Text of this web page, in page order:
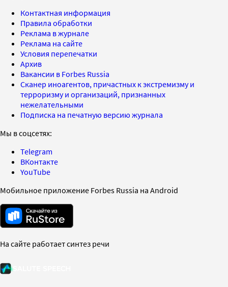
Контактная информация
Правила обработки
Реклама в журнале
Реклама на сайте
Условия перепечатки
Архив
Вакансии в Forbes Russia
Сканер иноагентов, причастных к экстремизму и
терроризму и организаций, признанных
нежелательными
Подписка на печатную версию журнала
Мы в соцсетях:
Telegram
ВКонтакте
YouTube
Мобильное приложение Forbes Russia на Android
На сайте работает синтез речи